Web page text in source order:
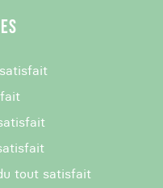
tout satisfait